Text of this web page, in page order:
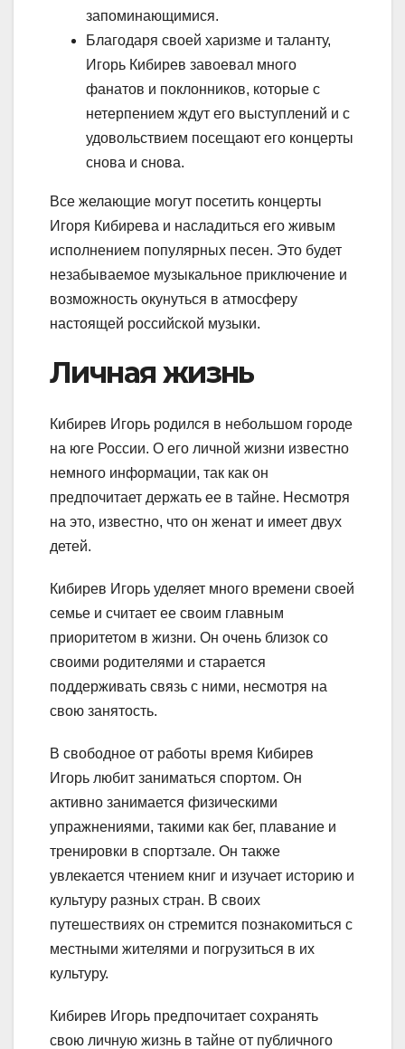
запоминающимися.
Благодаря своей харизме и таланту,
Игорь Кибирев завоевал много
фанатов и поклонников, которые с
нетерпением ждут его выступлений и с
удовольствием посещают его концерты
снова и снова.
Все желающие могут посетить концерты
Игоря Кибирева и насладиться его живым
исполнением популярных песен. Это будет
незабываемое музыкальное приключение и
возможность окунуться в атмосферу
настоящей российской музыки.
Личная жизнь
Кибирев Игорь родился в небольшом городе
на юге России. О его личной жизни известно
немного информации, так как он
предпочитает держать ее в тайне. Несмотря
на это, известно, что он женат и имеет двух
детей.
Кибирев Игорь уделяет много времени своей
семье и считает ее своим главным
приоритетом в жизни. Он очень близок со
своими родителями и старается
поддерживать связь с ними, несмотря на
свою занятость.
В свободное от работы время Кибирев
Игорь любит заниматься спортом. Он
активно занимается физическими
упражнениями, такими как бег, плавание и
тренировки в спортзале. Он также
увлекается чтением книг и изучает историю и
культуру разных стран. В своих
путешествиях он стремится познакомиться с
местными жителями и погрузиться в их
культуру.
Кибирев Игорь предпочитает сохранять
свою личную жизнь в тайне от публичного